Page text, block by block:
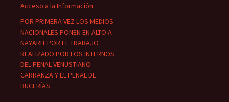
Acceso a la Información
POR PRIMERA VEZ LOS MEDIOS
NACIONALES PONEN EN ALTO A
NAYARIT POR EL TRABAJO
REALIZADO POR LOS INTERNOS
DEL PENAL VENUSTIANO
CARRANZA Y EL PENAL DE
BUCERÍAS